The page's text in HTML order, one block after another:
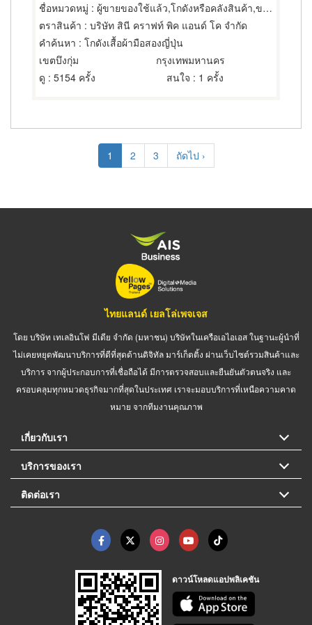
ชื่อหมวดหมู่ : ผู้ขายของใช้แล้ว,โกดังหรือคลังสินค้า,ขายส่งเสื้อผ้า
ตราสินค้า : บริษัท สินี คราฟท์ พิค แอนด์ โค จำกัด
คำค้นหา : โกดังเสื้อผ้ามือสองญี่ปุ่น
เขตบึงกุ่ม
กรุงเทพมหานคร
ดู : 5154 ครั้ง สนใจ : 1 ครั้ง
Current
page
1 Page
2 Page
3
Next
page
ถัดไป ›
ไทยแลนด์ เยลโล่เพจเจส
โดย บริษัท เทเลอินโฟ มีเดีย จำกัด (มหาชน) บริษัทในเครือเอไอเอส ในฐานะผู้นำที่
ไม่เคยหยุดพัฒนาบริการที่ดีที่สุดด้านดิจิทัล มาร์เก็ตติ้ง ผ่านเว็บไซต์รวมสินค้าและ
บริการ จากผู้ประกอบการที่เชื่อถือได้ มีการตรวจสอบและยืนยันตัวตนจริง และ
ครอบคลุมทุกหมวดธุรกิจมากที่สุดในประเทศ เราจะมอบบริการที่เหนือความคาด
หมาย จากทีมงานคุณภาพ
เกี่ยวกับเรา
บริการของเรา
ติดต่อเรา
ดาวน์โหลดแอปพลิเคชัน